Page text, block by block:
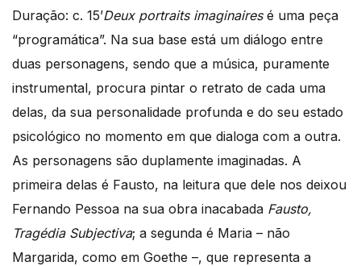
Duração: c. 15’Deux portraits imaginairesé uma peça
“programática”. Na sua base está um diálogo entre
duas personagens, sendo que a música, puramente
instrumental, procura pintar o retrato de cada uma
delas, da sua personalidade profunda e do seu estado
psicológico no momento em que dialoga com a outra.
As personagens são duplamente imaginadas. A
primeira delas é Fausto, na leitura que dele nos deixou
Fernando Pessoa na sua obra inacabada Fausto,
Tragédia Subjectiva; a segunda é Maria – não
Margarida, como em Goethe –, que representa a